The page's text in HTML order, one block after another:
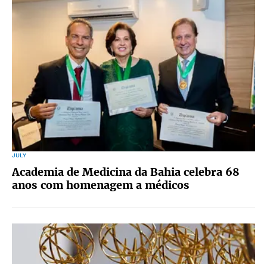
JULY
Academia de Medicina da Bahia celebra 68
anos com homenagem a médicos